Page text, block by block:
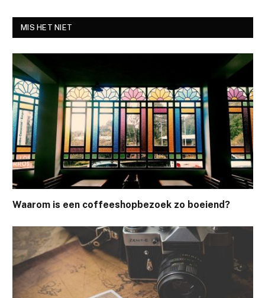
MIS HET NIET
Waarom is een coffeeshopbezoek zo boeiend?